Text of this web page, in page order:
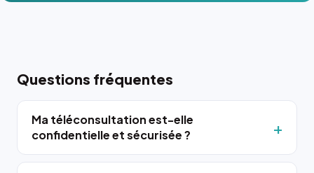
Questions fréquentes
Ma téléconsultation est-elle
confidentielle et sécurisée ?